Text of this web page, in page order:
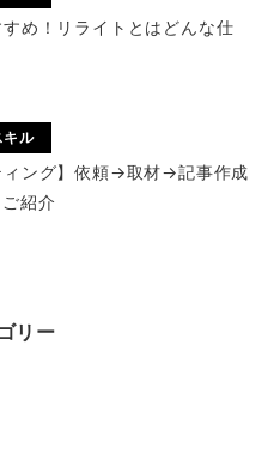
め！リライトとはどんな仕
キル
ィング】依頼→取材→記事作成
紹介
リー